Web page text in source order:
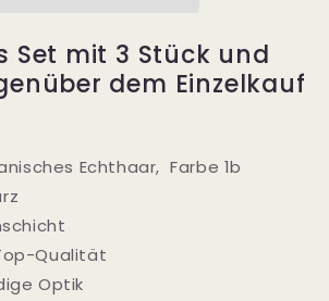
Set mit 3 Stück und
dem Einzelkauf
Echthaar, Farbe 1b
Qualität
Optik